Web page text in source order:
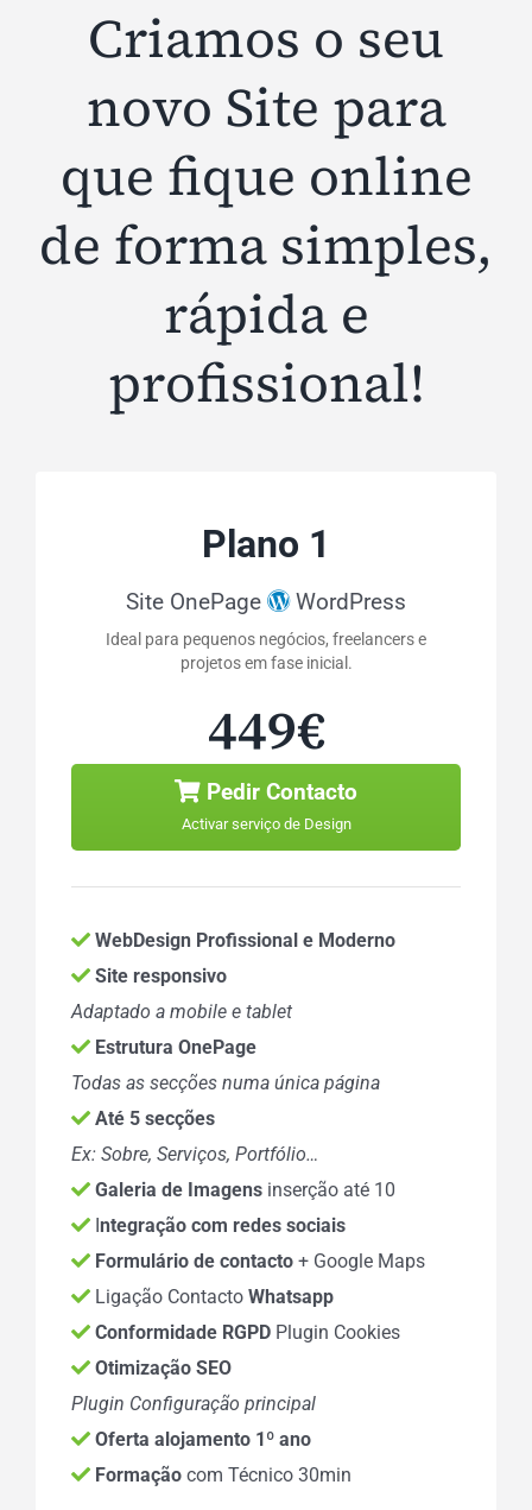
Criamos o seu
novo Site para
que fique online
de forma simples,
rápida e
profissional!
Plano 1
Site OnePage WordPress
Ideal para pequenos negócios, freelancers e
projetos em fase inicial.
449€
Pedir Contacto
Activar serviço de Design
WebDesign Profissional e Moderno
Site responsivo
Adaptado a mobile e tablet
Estrutura OnePage
Todas as secções numa única página
Até 5 secções
Ex: Sobre, Serviços, Portfólio…
Galeria de Imagensinserção até 10
Integração com redes sociais
Formulário de contacto+ Google Maps
Ligação Contacto Whatsapp
Conformidade RGPDPlugin Cookies
Otimização SEO
Plugin Configuração principal
Oferta alojamento 1º ano
Formaçãocom Técnico 30min